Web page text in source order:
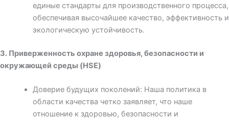
единые стандарты для производственного процесса,
обеспечивая высочайшее качество, эффективность и
экологическую устойчивость.
3. Приверженность охране здоровья, безопасности и
окружающей среды (HSE)
Доверие будущих поколений: Наша политика в
области качества четко заявляет, что наше
отношение к здоровью, безопасности и